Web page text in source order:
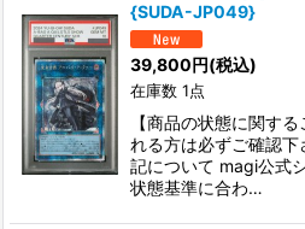
{SUDA-JP049}
39,800円(税込)
在庫数 1点
【商品の状態に関す
れる方は必ずご確認
記について magi公式
状態基準に合わ…